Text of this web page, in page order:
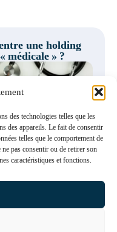
des technologies telles que les
des appareils. Le fait de consentir
telles que le comportement de
pas consentir ou de retirer son
caractéristiques et fonctions.
une holding
médicale » ?